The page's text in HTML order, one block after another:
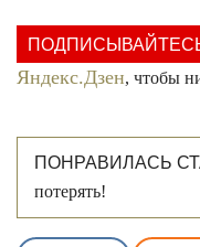
Яндекс.Дзен, чтобы
ПОНРАВИЛАСЬ
потерять!